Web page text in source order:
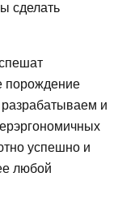
сделать
порождение
и
успешно и
любой